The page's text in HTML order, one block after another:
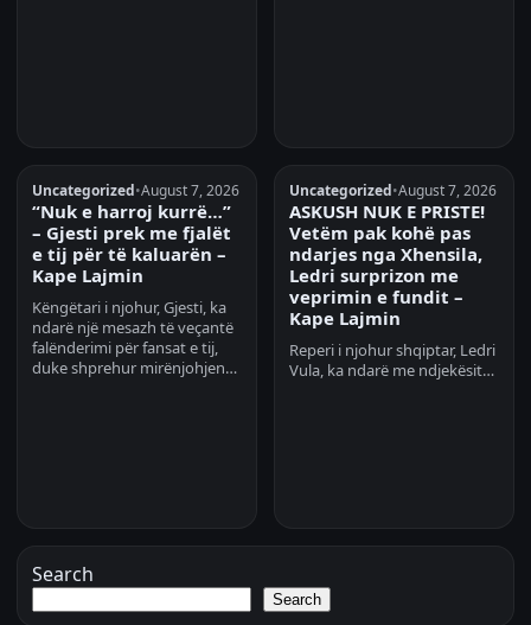
Uncategorized•August 7, 2026
“Nuk e harroj kurrë…”
– Gjesti prek me fjalët
e tij për të kaluarën –
Kape Lajmin
Këngëtari i njohur, Gjesti, ka
ndarë një mesazh të veçantë
falënderimi për fansat e tij,
duke shprehur mirënjohjen…
Uncategorized•August 7, 2026
ASKUSH NUK E PRISTE!
Vetëm pak kohë pas
ndarjes nga Xhensila,
Ledri surprizon me
veprimin e fundit –
Kape Lajmin
Reperi i njohur shqiptar, Ledri
Vula, ka ndarë me ndjekësit…
Search
Search